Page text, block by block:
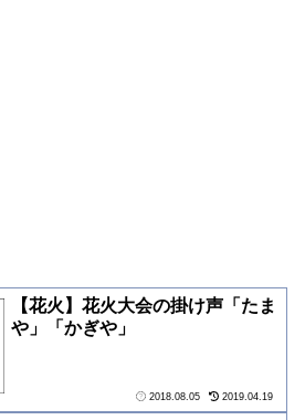
【花火】花火大会の掛け声「たま
や」「かぎや」
2018.08.05 2019.04.19